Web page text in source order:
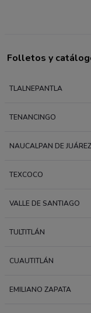
Folletos y
TLALNEPANTLA
TENANCINGO
NAUCALPAN DE JUÁREZ
TEXCOCO
VALLE DE SANTIAGO
TULTITLÁN
CUAUTITLÁN
EMILIANO ZAPATA